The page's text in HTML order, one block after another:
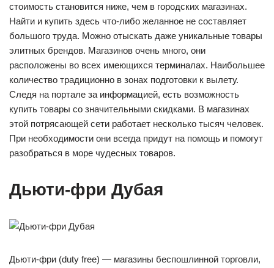
стоимость становится ниже, чем в городских магазинах.
Найти и купить здесь что-либо желанное не составляет
большого труда. Можно отыскать даже уникальные товары
элитных брендов. Магазинов очень много, они
расположены во всех имеющихся терминалах. Наибольшее
количество традиционно в зонах подготовки к вылету.
Следя на портале за информацией, есть возможность
купить товары со значительными скидками. В магазинах
этой потрясающей сети работает несколько тысяч человек.
При необходимости они всегда придут на помощь и помогут
разобраться в море чудесных товаров.
Дьюти-фри Дубая
Дьюти-фри (duty free) — магазины беспошлинной торговли,